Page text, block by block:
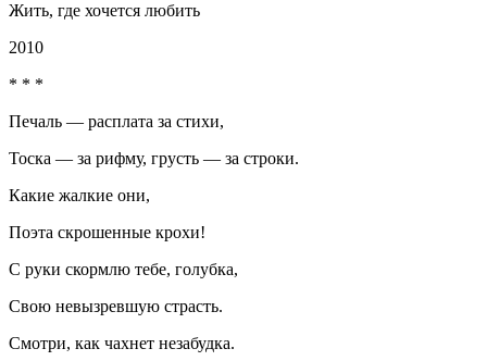
Жить, где хочется любить
2010
* * *
Печаль — расплата за стихи,
Тоска — за рифму, грусть — за строки.
Какие жалкие они,
Поэта скрошенные крохи!
С руки скормлю тебе, голубка,
Свою невызревшую страсть.
Смотри, как чахнет незабудка.